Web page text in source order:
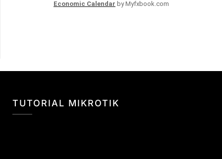
Economic Calendar by Myfxbook.com
TUTORIAL MIKROTIK